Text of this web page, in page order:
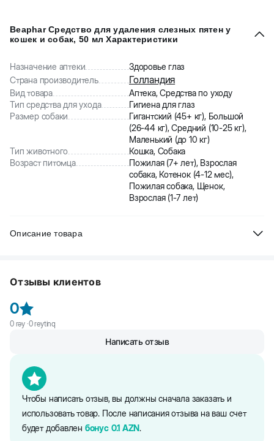
Beaphar Средство для удаления слезных пятен у
кошек и собак, 50 мл Характеристики
Назначение аптеки
Здоровье глаз
Страна производитель
Голландия
Вид товара
Аптека, Средства по уходу
Тип средства для ухода
Гигиена для глаз
Размер собаки
Гигантский (45+ кг), Большой
(26-44 кг), Средний (10-25 кг),
Маленький (до 10 кг)
Тип животного
Кошка, Собака
Возраст питомца
Пожилая (7+ лет), Взрослая
собака, Котенок (4-12 мес),
Пожилая собака, Щенок,
Взрослая (1-7 лет)
Описание товара
собак и кошек вызвано слезоотделением и особенно эти пятна
поможет нежно и эффективно очистить шерсть вокруг глаз
питомца и удалить слезные пятна.
Отзывы клиентов
0
0rəy ·0reytinq
Чтобы написать отзыв, вы должны сначала заказать и
использовать товар. После написания отзыва на ваш счет
будет добавлен бонус 0.1 AZN.
Написать отзыв